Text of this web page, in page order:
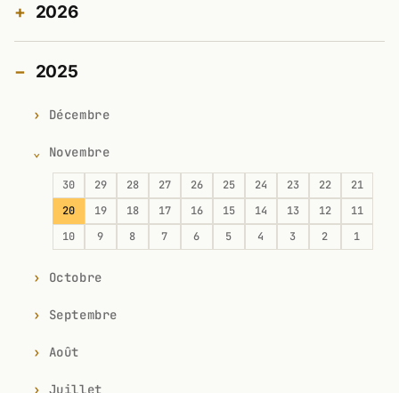
2026
2025
Décembre
Novembre
30 29 28 27 26 25 24 23 22
21
20
19 18 17 16 15 14 13 12
11
10
9 8 7 6 5 4 3 2 1
Octobre
Septembre
Août